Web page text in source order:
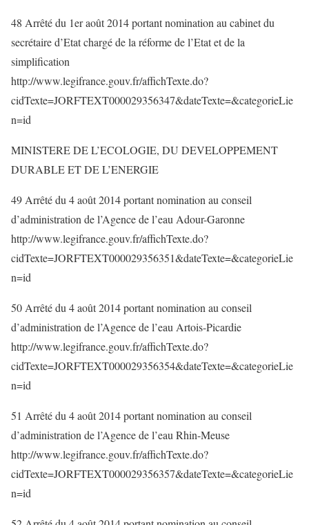
48 Arrêté du 1er août 2014 portant nomination au cabinet du
secrétaire d’Etat chargé de la réforme de l’Etat et de la
simplification
http://www.legifrance.gouv.fr/affichTexte.do?
cidTexte=JORFTEXT000029356347&dateTexte=&categorieLie
n=id
MINISTERE DE L’ECOLOGIE, DU DEVELOPPEMENT
DURABLE ET DE L’ENERGIE
49 Arrêté du 4 août 2014 portant nomination au conseil
d’administration de l’Agence de l’eau Adour-Garonne
http://www.legifrance.gouv.fr/affichTexte.do?
cidTexte=JORFTEXT000029356351&dateTexte=&categorieLie
n=id
50 Arrêté du 4 août 2014 portant nomination au conseil
d’administration de l’Agence de l’eau Artois-Picardie
http://www.legifrance.gouv.fr/affichTexte.do?
cidTexte=JORFTEXT000029356354&dateTexte=&categorieLie
n=id
51 Arrêté du 4 août 2014 portant nomination au conseil
d’administration de l’Agence de l’eau Rhin-Meuse
http://www.legifrance.gouv.fr/affichTexte.do?
cidTexte=JORFTEXT000029356357&dateTexte=&categorieLie
n=id